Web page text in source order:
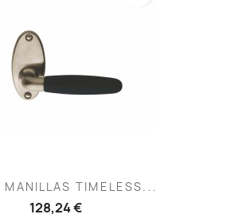
MANILLAS TIMELESS...
128,24 €